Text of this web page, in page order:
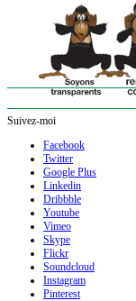
Suivez-moi
Facebook
Twitter
Google Plus
Linkedin
Dribbble
Youtube
Vimeo
Skype
Flickr
Soundcloud
Instagram
Pinterest